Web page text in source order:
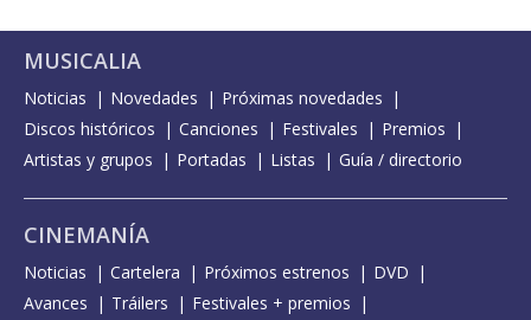
MUSICALIA
Noticias Novedades
Próximas novedades
Discos históricos
Canciones Festivales
Premios
Artistas y grupos
Portadas Listas Guía / directorio
CINEMANÍA
Noticias Cartelera Próximos estrenos
DVD
Avances
Tráilers
Festivales + premios